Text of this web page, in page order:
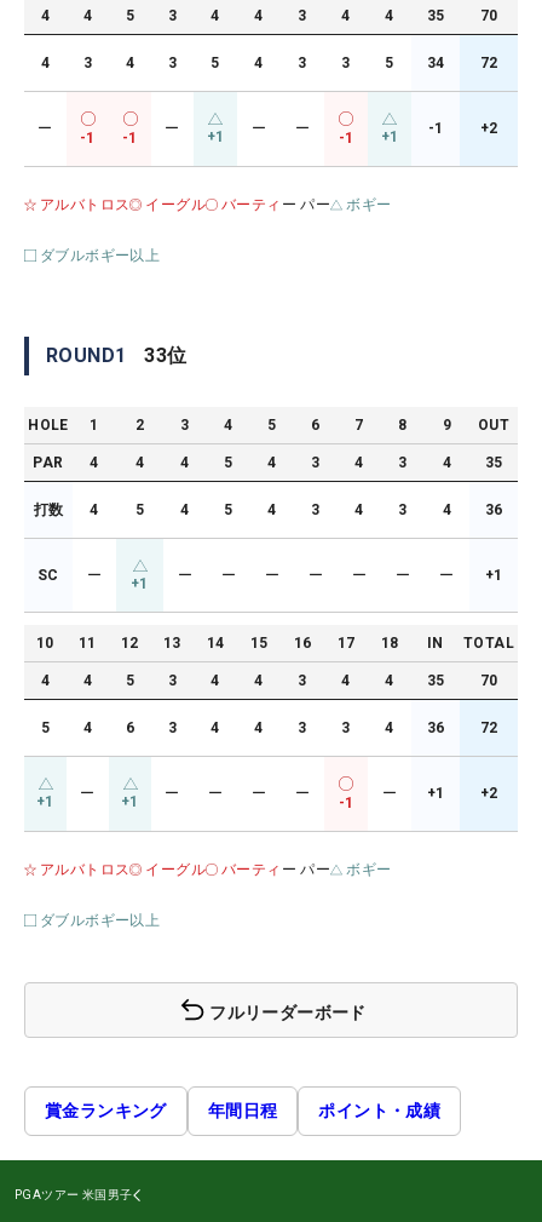
4 4 5 3 4 4 3 4 4 35 70
4 3 4 3 5 4 3 3 5 34 72
ー
-1 -1
ー +1 ー ー
-1 +1 -1 +2
アルバトロス イーグル バーティ ー パー ボギー
ダブルボギー以上
ROUND1 33位
HOLE 1 2 3 4 5 6 7 8 9 OUT
PAR 4 4 4 5 4 3 4 3 4 35
打数 4 5 4 5 4 3 4 3 4 36
SC ー +1 ー ー ー ー ー ー ー +1
10 11 12 13 14 15 16 17 18 IN TOTAL
4 4 5 3 4 4 3 4 4 35 70
5 4 6 3 4 4 3 3 4 36 72
+1 ー +1 ー ー ー ー
-1
ー +1 +2
アルバトロス イーグル バーティ ー パー ボギー
ダブルボギー以上
フルリーダーボード
賞金ランキング 年間日程 ポイント・成績
PGAツアー 米国男子